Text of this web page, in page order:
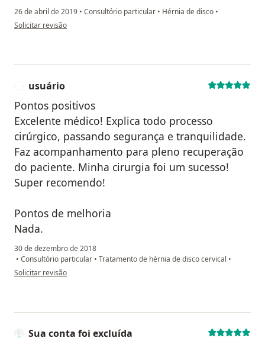
26 de abril de 2019 • Consultório particular • Hérnia de disco •
na opinião do utilizador Sua conta foi excluída
Solicitar revisão
usuário
Pontos positivos
Excelente médico! Explica todo processo
cirúrgico, passando segurança e tranquilidade.
Faz acompanhamento para pleno recuperação
do paciente. Minha cirurgia foi um sucesso!
Super recomendo!
Pontos de melhoria
Nada.
30 de dezembro de 2018
• Consultório particular • Tratamento de hérnia de disco cervical •
na opinião do utilizador usuário
Solicitar revisão
Sua conta foi excluída